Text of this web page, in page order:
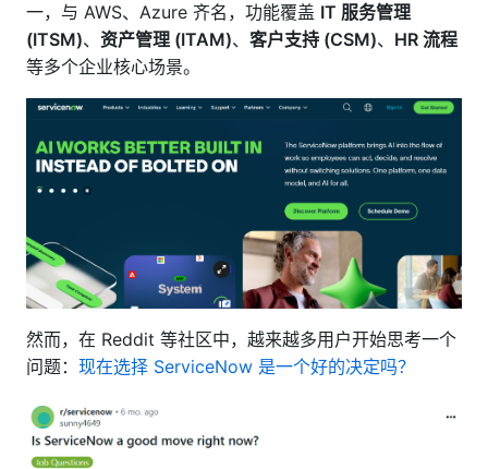
一，与 AWS、Azure 齐名，功能覆盖 IT 服务管理
(ITSM)、 资产管理 (ITAM)、 客户支持 (CSM)、 HR 流程
等多个企业核心场景。
然而，在 Reddit 等社区中，越来越多用户开始思考一个
问题： 现在选择 ServiceNow 是一个好的决定吗？